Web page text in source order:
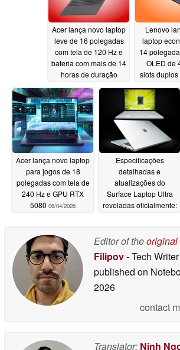
Acer lança novo laptop
leve de 16 polegadas
com tela de 120 Hz e
bateria com mais de 14
horas de duração
06/04/2026
Lenovo
laptop
14
OLED de
slots duplos
06/04/
Acer lança novo laptop
para jogos de 18
polegadas com tela de
240 Hz e GPU RTX
5080 06/04/2026
Especificações
detalhadas e
atualizações do
Surface Laptop Ultra
reveladas oficialmente:
Editor of the
Filipov- Tech Writer
published on
2026
contact
Translator: Ninh